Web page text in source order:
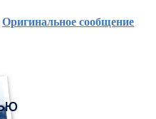
Оригинальное сообщение